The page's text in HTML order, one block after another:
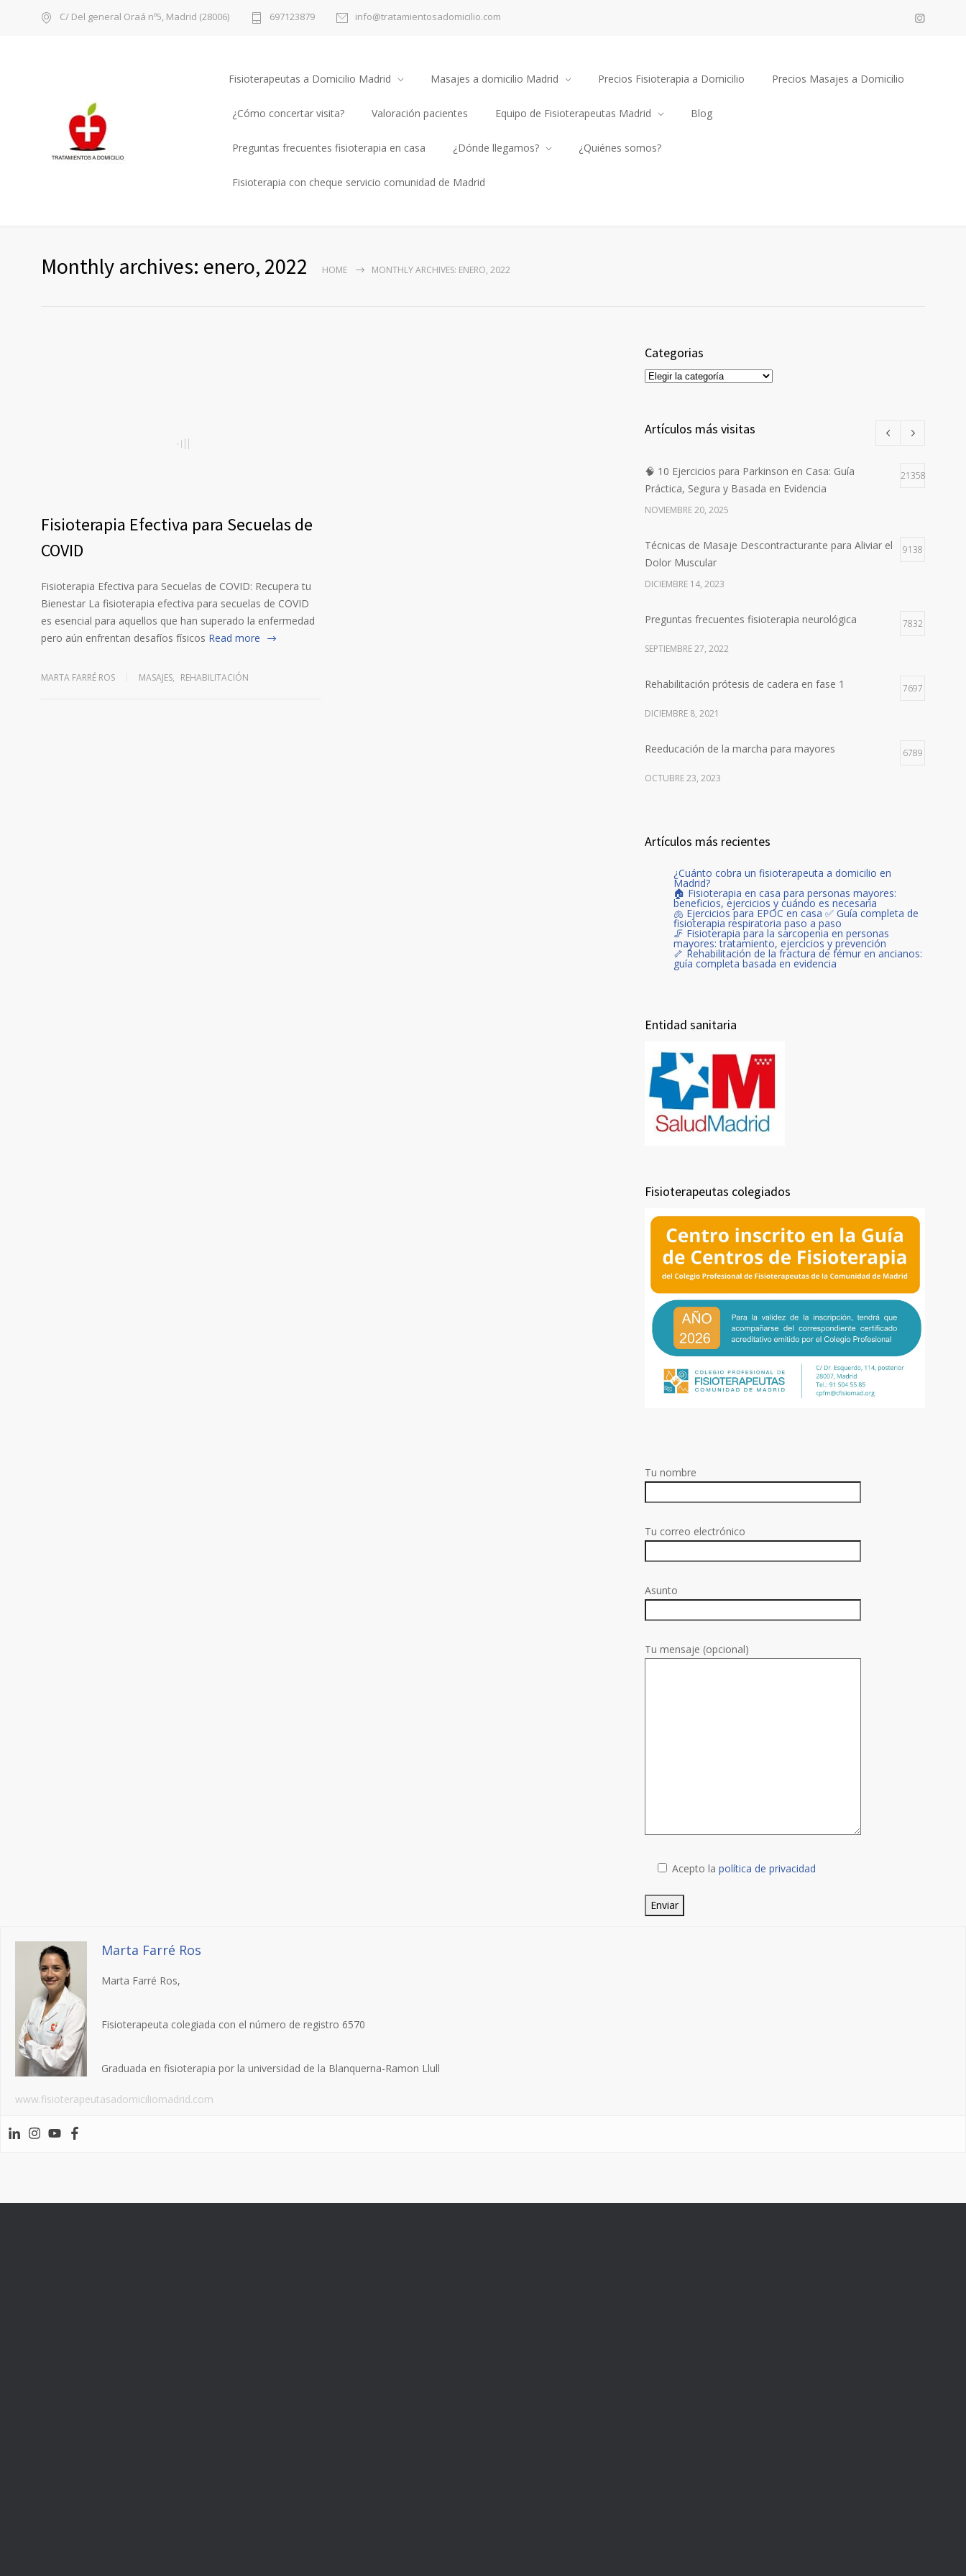
C/ Del general Oraá nº5, Madrid (28006) 697123879 info@tratamientosadomicilio.com
Fisioterapeutas a Domicilio Madrid Masajes a domicilio Madrid Precios Fisioterapia a Domicilio Precios Masajes a Domicilio
¿Cómo concertar visita? Valoración pacientes Equipo de Fisioterapeutas Madrid Blog
Preguntas frecuentes fisioterapia en casa ¿Dónde llegamos? ¿Quiénes somos?
Fisioterapia con cheque servicio comunidad de Madrid
Monthly archives: enero, 2022 HOME MONTHLY ARCHIVES: ENERO, 2022
Fisioterapia Efectiva para Secuelas de
COVID
Fisioterapia Efectiva para Secuelas de COVID: Recupera tu
Bienestar La fisioterapia efectiva para secuelas de COVID
es esencial para aquellos que han superado la enfermedad
pero aún enfrentan desafíos físicos Read more
MARTA FARRÉ ROS MASAJES, REHABILITACIÓN
Categorias
Categorias
Artículos más visitas
🧠 10 Ejercicios para Parkinson en Casa: Guía
Práctica, Segura y Basada en Evidencia
21358
NOVIEMBRE 20, 2025
Técnicas de Masaje Descontracturante para Aliviar el
Dolor Muscular
9138
DICIEMBRE 14, 2023
Preguntas frecuentes fisioterapia neurológica 7832
SEPTIEMBRE 27, 2022
Rehabilitación prótesis de cadera en fase 1 7697
DICIEMBRE 8, 2021
Reeducación de la marcha para mayores 6789
OCTUBRE 23, 2023
Artículos más recientes
¿Cuánto cobra un fisioterapeuta a domicilio en
Madrid?
🏠 Fisioterapia en casa para personas mayores:
beneficios, ejercicios y cuándo es necesaria
🫁 Ejercicios para EPOC en casa ✅ Guía completa de
fisioterapia respiratoria paso a paso
🦵 Fisioterapia para la sarcopenia en personas
mayores: tratamiento, ejercicios y prevención
🦴 Rehabilitación de la fractura de fémur en ancianos:
guía completa basada en evidencia
Entidad sanitaria
Fisioterapeutas colegiados
Tu nombre
Tu correo electrónico
Asunto
Tu mensaje (opcional)
Acepto la política de privacidad
Marta Farré Ros
Marta Farré Ros,
Fisioterapeuta colegiada con el número de registro 6570
Graduada en fisioterapia por la universidad de la Blanquerna-Ramon Llull
www.fisioterapeutasadomiciliomadrid.com